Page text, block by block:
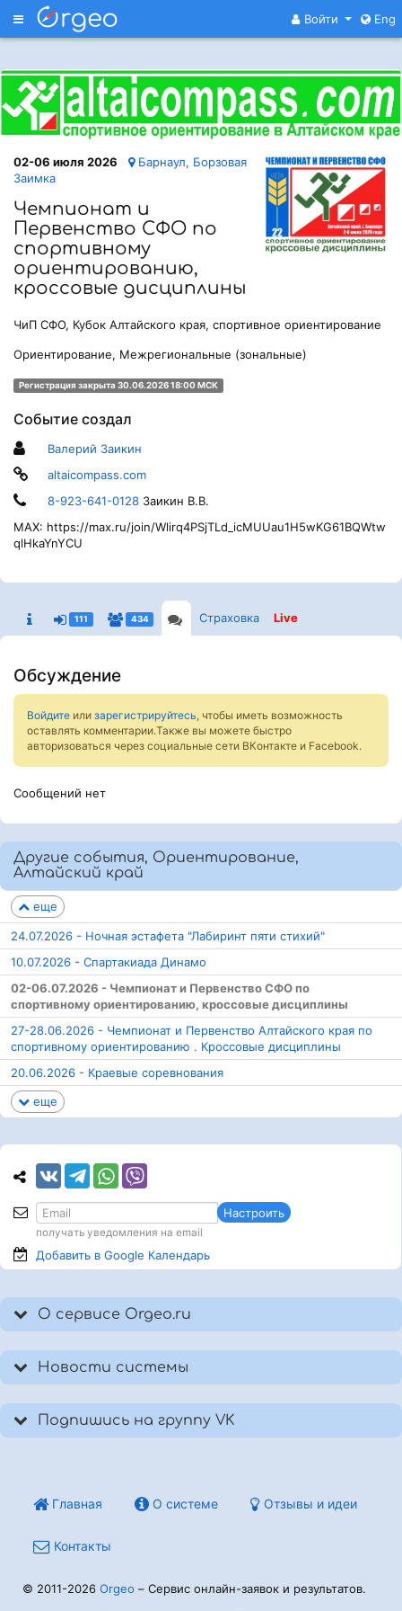
Меню Войти Eng
02-06 июля 2026
Барнаул, Борзовая
Заимка
Чемпионат и
Первенство СФО по
спортивному
ориентированию,
кроссовые дисциплины
ЧиП СФО, Кубок Алтайского края, спортивное ориентирование
Ориентирование, Межрегиональные (зональные)
Регистрация закрыта 30.06.2026 18:00 МСК
Событие создал
Валерий Заикин
altaicompass.com
8-923-641-0128 Заикин В.В.
MAX: https://max.ru/join/Wlirq4PSjTLd_icMUUau1H5wKG61BQWtw
qlHkaYnYCU
111 434 Страховка Live
Обсуждение
Войдите или зарегистрируйтесь , чтобы иметь возможность
оставлять комментарии.Также вы можете быстро
авторизоваться через социальные сети ВКонтакте и Facebook.
Сообщений нет
Другие события, Ориентирование,
Алтайский край
еще
24.07.2026 - Ночная эстафета "Лабиринт пяти стихий"
10.07.2026 - Спартакиада Динамо
02-06.07.2026 - Чемпионат и Первенство СФО по
спортивному ориентированию, кроссовые дисциплины
27-28.06.2026 - Чемпионат и Первенство Алтайского края по
спортивному ориентированию . Кроссовые дисциплины
20.06.2026 - Краевые соревнования
еще
Настроить
получать уведомления на email
Добавить в Google Календарь
О сервисе Orgeo.ru
Новости системы
Подпишись на группу VK
Главная О системе Отзывы и идеи
Контакты
© 2011-2026 Orgeo – Сервис онлайн-заявок и результатов.